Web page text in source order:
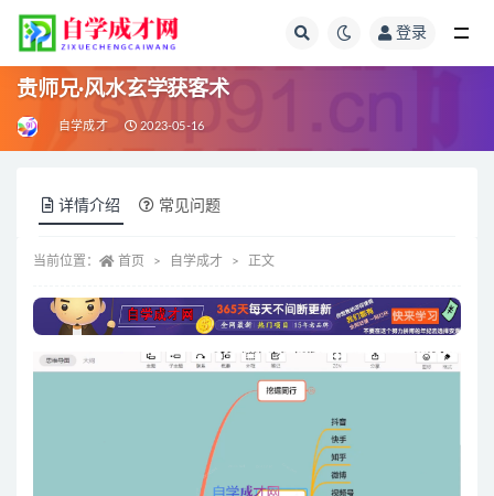
登录
贵师兄·风水玄学获客术
自学成才 2023-05-16
详情介绍 常见问题
当前位置： 首页 自学成才 正文